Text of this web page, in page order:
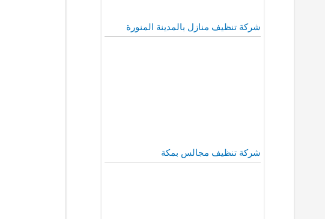
شركة تنظيف منازل بالمدينة المنورة
شركة تنظيف مجالس بمكة